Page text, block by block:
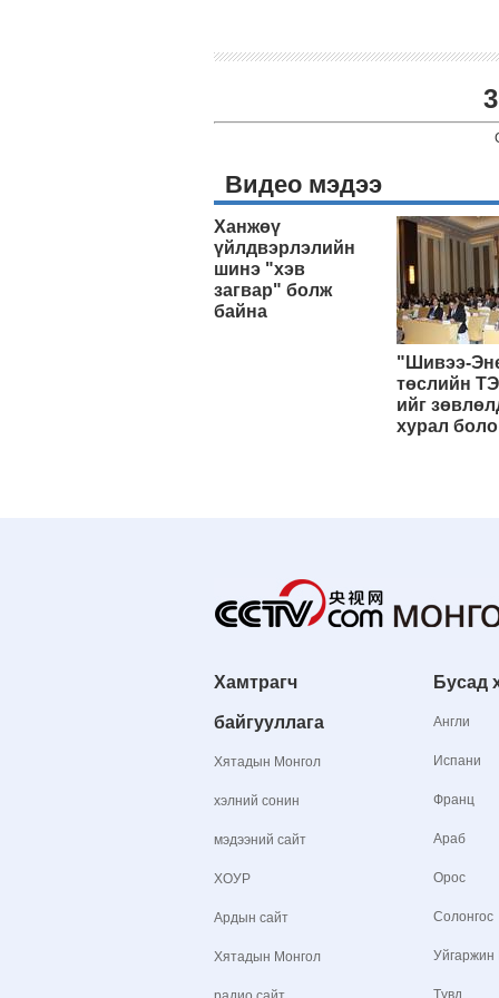
Видео мэдээ
Ханжөү
үйлдвэрлэлийн
шинэ "хэв
загвар" болж
байна
"Шивээ-
төслийн
ийг
хурал
Хамтрагч
байгууллага
Хятадын Монгол
хэлний сонин
мэдээний сайт
ХОУР
Ардын сайт
Хятадын Монгол
Бусад
Англи
Испани
Франц
Араб
Орос
Солонгос
Уйгаржин
Түвд